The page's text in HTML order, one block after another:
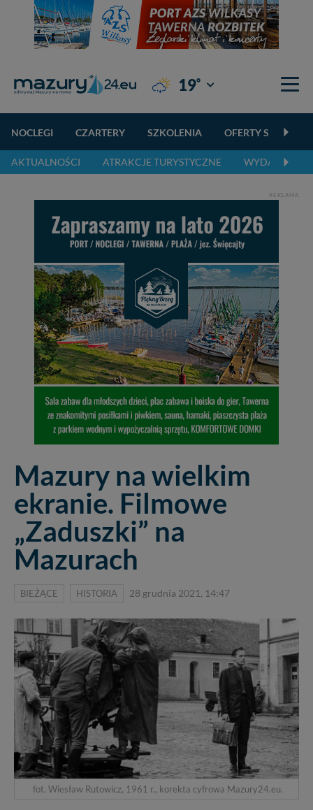
19° Giżycko
NOCLEGI CZARTERY SZKOLENIA OFERTY
AKTUALNOŚCI ATRAKCJE TURYSTYCZNE WYDARZENIA
REKLAMA
Mazury na wielkim
ekranie. Filmowe
„Zaduszki” na
Mazurach
BIEŻĄCE HISTORIA 28 grudnia 2021, 14:47
fot. Wiesław Rutowicz, 1961 r., korekta cyfrowa Mazury24.eu.